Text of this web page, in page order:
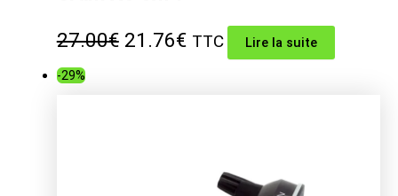
27.00€ Le
21.76€Le
21.76€.
TTC Lire la suite
-29%